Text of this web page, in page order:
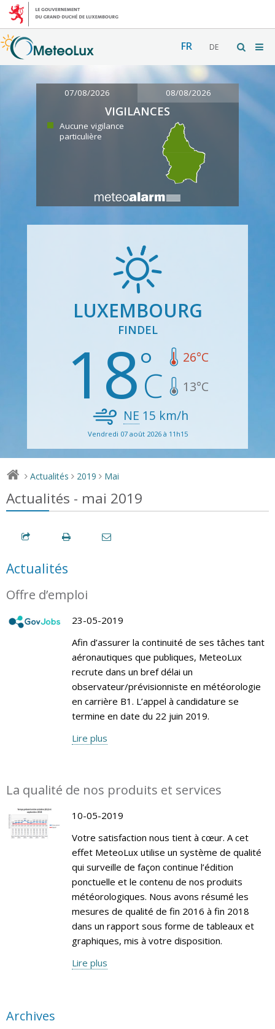
FR DE
07/08/2026 08/08/2026
VIGILANCES
Aucune vigilance
particulière
LUXEMBOURG
FINDEL
18 26°C
13°C
NE 15 km/h
Vendredi 07 août 2026 à 11h15
> Actualités > 2019 > Mai
Actualités - mai 2019
Actualités
Offre d’emploi
23-05-2019
Afin d’assurer la continuité de ses tâches tant
aéronautiques que publiques, MeteoLux
recrute dans un bref délai un
observateur/prévisionniste en météorologie
en carrière B1. L’appel à candidature se
termine en date du 22 juin 2019.
Lire plus
La qualité de nos produits et services
10-05-2019
Votre satisfaction nous tient à cœur. A cet
effet MeteoLux utilise un système de qualité
qui surveille de façon continue l’édition
ponctuelle et le contenu de nos produits
météorologiques. Nous avons résumé les
mesures de qualité de fin 2016 à fin 2018
dans un rapport sous forme de tableaux et
graphiques, mis à votre disposition.
Lire plus
Archives